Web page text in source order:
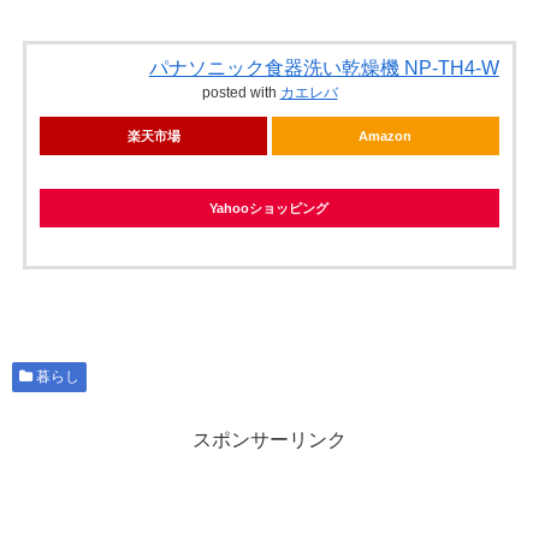
パナソニック食器洗い乾燥機 NP-TH4-W
posted with カエレバ
楽天市場 Amazon
Yahooショッピング
暮らし
スポンサーリンク